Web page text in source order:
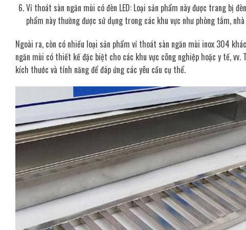
Vỉ thoát sàn ngăn mùi có đèn LED: Loại sản phẩm này được trang bị
phẩm này thường được sử dụng trong các khu vực như phòng tắm,
Ngoài ra, còn có nhiều loại sản phẩm vỉ thoát sàn ngăn mùi inox 304
ngăn mùi có thiết kế đặc biệt cho các khu vực công nghiệp hoặc y tế,
kích thước và tính năng để đáp ứng các yêu cầu cụ thể.